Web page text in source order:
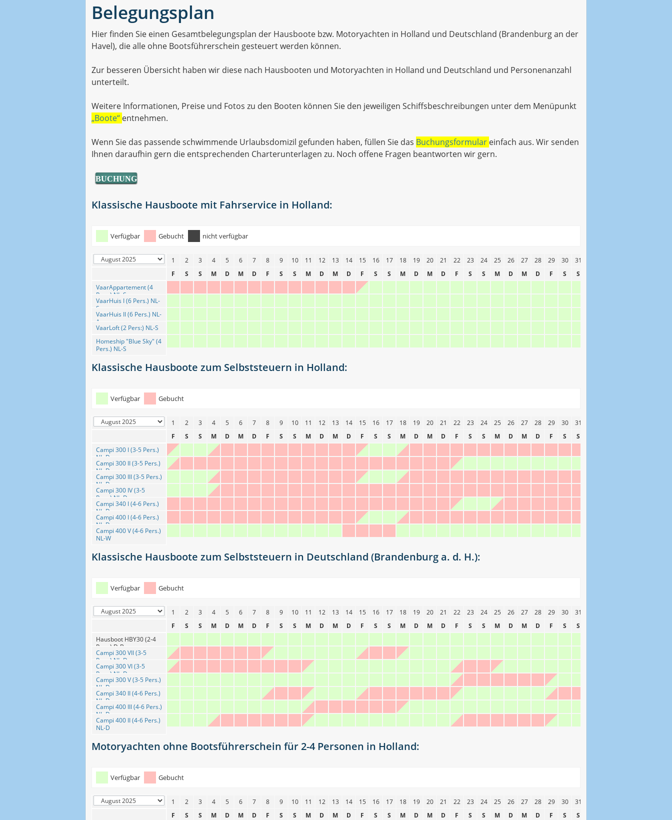
Belegungsplan
Hier finden Sie einen Gesamtbelegungsplan der Hausboote bzw. Motoryachten in Holland und Deutschland (Brandenburg an der
Havel), die alle ohne Bootsführerschein gesteuert werden können.
Zur besseren Übersicht haben wir diese nach Hausbooten und Motoryachten in Holland und Deutschland und Personenanzahl
unterteilt.
Weitere Informationen, Preise und Fotos zu den Booten können Sie den jeweiligen Schiffsbeschreibungen unter dem Menüpunkt
„Boote“ entnehmen.
Wenn Sie das passende schwimmende Urlaubsdomizil gefunden haben, füllen Sie das Buchungsformular einfach aus. Wir senden
Ihnen daraufhin gern die entsprechenden Charterunterlagen zu. Noch offene Fragen beantworten wir gern.
BUCHUNG
Klassische Hausboote mit Fahrservice in Holland:
Verfügbar Gebucht nicht verfügbar
1 2 3 4 5 6 7 8 9 10 11 12 13 14 15 16 17 18 19 20 21 22 23 24 25 26 27 28 29 30
31
F
S S M D M D F S S M D M D F S S M D M D F S S M D M D F S
S
VaarAppartement (4
Pers.) NL-S
VaarHuis I (6 Pers.) NL-
S
VaarHuis II (6 Pers.) NL-
A
VaarLoft (2 Pers:) NL-S
Homeship "Blue Sky" (4
Pers.) NL-S
Klassische Hausboote zum Selbststeuern in Holland:
Verfügbar Gebucht
1 2 3 4 5 6 7 8 9 10 11 12 13 14 15 16 17 18 19 20 21 22 23 24 25 26 27 28 29 30
31
F
S S M D M D F S S M D M D F S S M D M D F S S M D M D F S
S
Campi 300 I (3-5 Pers.)
NL-D
Campi 300 II (3-5 Pers.)
NL-D
Campi 300 III (3-5 Pers.)
NL-D
Campi 300 IV (3-5
Pers.) NL-D
Campi 340 I (4-6 Pers.)
NL-D
Campi 400 I (4-6 Pers.)
NL-D
Campi 400 V (4-6 Pers.)
NL-W
Klassische Hausboote zum Selbststeuern in Deutschland (Brandenburg a. d. H.):
Verfügbar Gebucht
1 2 3 4 5 6 7 8 9 10 11 12 13 14 15 16 17 18 19 20 21 22 23 24 25 26 27 28 29 30
31
F
S S M D M D F S S M D M D F S S M D M D F S S M D M D F S
S
Hausboot HBY30 (2-4
Pers.) D-B
Campi 300 VII (3-5
Pers.) NL-D
Campi 300 VI (3-5
Pers.) NL-D
Campi 300 V (3-5 Pers.)
NL-D
Campi 340 II (4-6 Pers.)
NL-D
Campi 400 III (4-6 Pers.)
NL-D
Campi 400 II (4-6 Pers.)
NL-D
Motoryachten ohne Bootsführerschein für 2-4 Personen in Holland:
Verfügbar Gebucht
1 2 3 4 5 6 7 8 9 10 11 12 13 14 15 16 17 18 19 20 21 22 23 24 25 26 27 28 29 30
31
F
S S M D M D F S S M D M D F S S M D M D F S S M D M D F S
S